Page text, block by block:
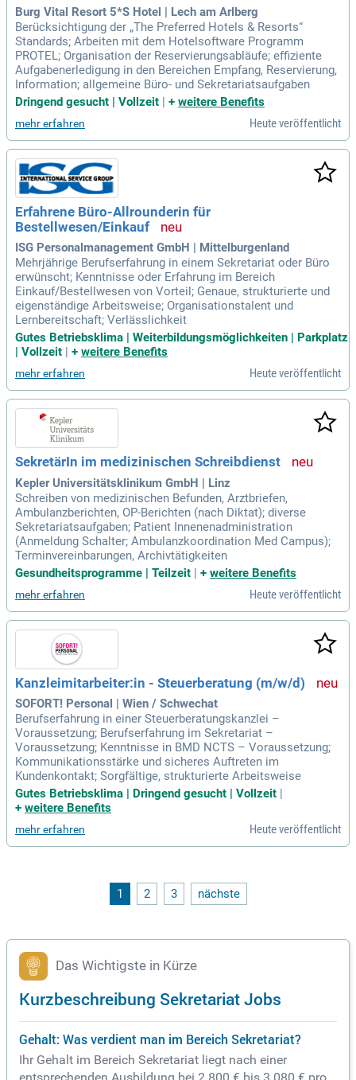
Burg Vital Resort 5*S Hotel | Lech am Arlberg
Berücksichtigung der „The Preferred Hotels & Resorts“
Standards; Arbeiten mit dem Hotelsoftware Programm
PROTEL; Organisation der Reservierungsabläufe; effiziente
Aufgabenerledigung in den Bereichen Empfang, Reservierung,
Information; allgemeine Büro- und Sekretariatsaufgaben
Dringend gesucht | Vollzeit | + weitere Benefits
mehr erfahren Heute veröffentlicht
Erfahrene Büro-Allrounderin für
Bestellwesen/Einkauf
ISG Personalmanagement GmbH | Mittelburgenland
Mehrjährige Berufserfahrung in einem Sekretariat oder Büro
erwünscht; Kenntnisse oder Erfahrung im Bereich
Einkauf/Bestellwesen von Vorteil; Genaue, strukturierte und
eigenständige Arbeitsweise; Organisationstalent und
Lernbereitschaft; Verlässlichkeit
Gutes Betriebsklima | Weiterbildungsmöglichkeiten | Parkplatz
| Vollzeit
+ weitere Benefits
mehr erfahren Heute veröffentlicht
SekretärIn im medizinischen Schreibdienst
Kepler Universitätsklinikum GmbH | Linz
Schreiben von medizinischen Befunden, Arztbriefen,
Ambulanzberichten, OP-Berichten (nach Diktat); diverse
Sekretariatsaufgaben; Patient Innenenadministration
(Anmeldung Schalter; Ambulanzkoordination Med Campus);
Terminvereinbarungen, Archivtätigkeiten
Gesundheitsprogramme | Teilzeit | + weitere Benefits
mehr erfahren Heute veröffentlicht
Kanzleimitarbeiter:in - Steuerberatung (m/w/d)
SOFORT! Personal | Wien / Schwechat
Berufserfahrung in einer Steuerberatungskanzlei –
Voraussetzung; Berufserfahrung im Sekretariat –
Voraussetzung; Kenntnisse in BMD NCTS – Voraussetzung;
Kommunikationsstärke und sicheres Auftreten im
Kundenkontakt; Sorgfältige, strukturierte Arbeitsweise
Gutes Betriebsklima | Dringend gesucht | Vollzeit |
+ weitere Benefits
mehr erfahren Heute veröffentlicht
1 2 3 nächste
Das Wichtigste in Kürze
Kurzbeschreibung Sekretariat Jobs
Gehalt: Was verdient man im Bereich Sekretariat?
Ihr Gehalt im Bereich Sekretariat liegt nach einer